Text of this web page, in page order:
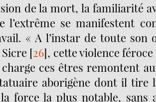
de la mort, la familiarité
l’extrême se manifestent
« A l’instar de toute son
[26], cette violence
ces êtres remontent
aborigène dont il tire
force la plus notable, sans